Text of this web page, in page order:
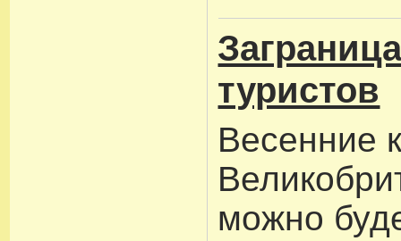
туристов
Весенние
можно